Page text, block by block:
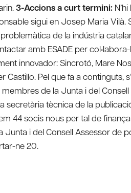
3-Accions a curt termini:
sigui en Josep Maria Vilà.
de la indústria
amb ESADE per
innovador: Sincrotó, Mare
Castillo. Pel que fa a continguts,
de la Junta i del Consell
secretària tècnica de la
44 socis nous per tal de
i del Consell Assessor de
ne 20.